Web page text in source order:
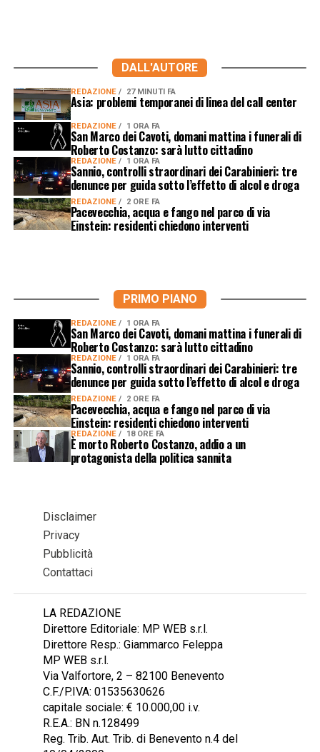
DALL'AUTORE
REDAZIONE 27 MINUTI FA
Asia: problemi temporanei di linea del call center
REDAZIONE 1 ORA FA
San Marco dei Cavoti, domani mattina i funerali di
Roberto Costanzo: sarà lutto cittadino
REDAZIONE 1 ORA FA
Sannio, controlli straordinari dei Carabinieri: tre
denunce per guida sotto l’effetto di alcol e droga
REDAZIONE 2 ORE FA
Pacevecchia, acqua e fango nel parco di via
Einstein: residenti chiedono interventi
PRIMO PIANO
REDAZIONE 1 ORA FA
San Marco dei Cavoti, domani mattina i funerali di
Roberto Costanzo: sarà lutto cittadino
REDAZIONE 1 ORA FA
Sannio, controlli straordinari dei Carabinieri: tre
denunce per guida sotto l’effetto di alcol e droga
REDAZIONE 2 ORE FA
Pacevecchia, acqua e fango nel parco di via
Einstein: residenti chiedono interventi
REDAZIONE 18 ORE FA
È morto Roberto Costanzo, addio a un
protagonista della politica sannita
Disclaimer
Privacy
Pubblicità
Contattaci
LA REDAZIONE
Direttore Editoriale: MP WEB s.r.l.
Direttore Resp.: Giammarco Feleppa
MP WEB s.r.l.
Via Valfortore, 2 – 82100 Benevento
C.F./P.IVA: 01535630626
capitale sociale: € 10.000,00 i.v.
R.E.A.: BN n.128499
Reg. Trib. Aut. Trib. di Benevento n.4 del